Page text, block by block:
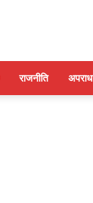
राजनीति अपराध